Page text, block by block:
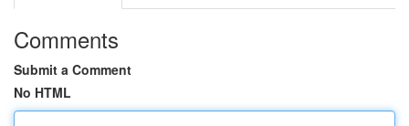
Comments
Submit a Comment
No HTML